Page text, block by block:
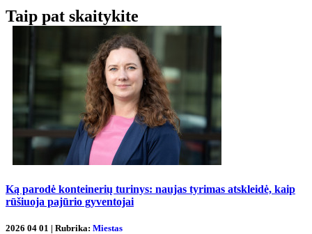
Taip pat skaitykite
Ką parodė konteinerių turinys: naujas tyrimas atskleidė, kaip
rūšiuoja pajūrio gyventojai
2026 04 01 | Rubrika: Miestas